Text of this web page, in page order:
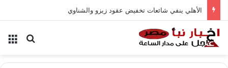
الأهلي ينفي شائعات تخفيض عقود زيزو والشناوي
بحث